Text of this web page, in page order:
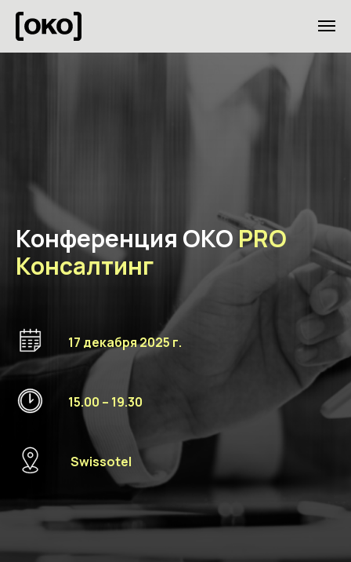
Конференция ОКО PRO
Консалтинг
17 декабря 2025 г.
15.00 – 19.30
Swissotel